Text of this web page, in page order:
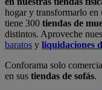
hogar y transformarlo en
tiene 300 tiendas de
distintos. Aproveche
baratos y liquidaciones
Conforama solo
en sus tiendas de sofás.